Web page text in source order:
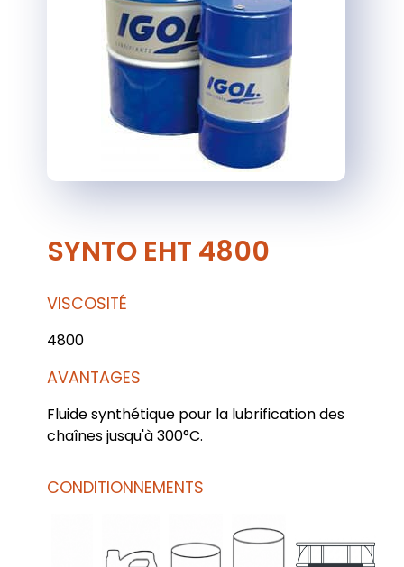
SYNTO EHT 4800
VISCOSITÉ
4800
AVANTAGES
Fluide synthétique pour la lubrification des
chaînes jusqu'à 300°C.
CONDITIONNEMENTS